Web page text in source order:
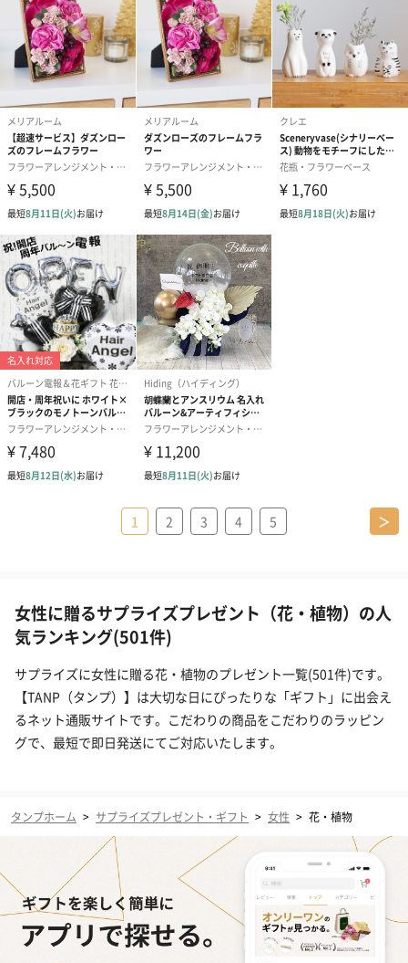
1 2 3 4 5 ＞
女性に贈るサプライズプレゼント（花・植物）の人
気ランキング(501件)
サプライズに女性に贈る花・植物のプレゼント一覧(501件)です。
【TANP（タンプ）】は大切な日にぴったりな「ギフト」に出会え
るネット通販サイトです。こだわりの商品をこだわりのラッピン
グで、最短で即日発送にてご対応いたします。
タンプホーム > サプライズプレゼント・ギフト > 女性 > 花・植物